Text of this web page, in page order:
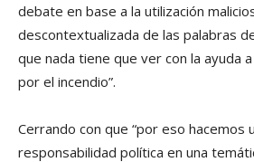
debate en base a la utilización
descontextualizada de las palabras
que nada tiene que ver con la ayuda
por el incendio”.
Cerrando con que “por eso hacemos
responsabilidad política en una